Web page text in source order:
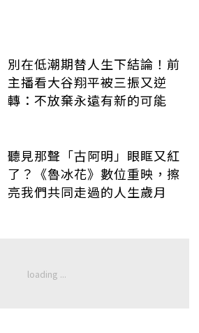
別在低潮期替人生下結論！前
主播看大谷翔平被三振又逆
轉：不放棄永遠有新的可能
聽見那聲「古阿明」眼眶又紅
了？《魯冰花》數位重映，擦
亮我們共同走過的人生歲月